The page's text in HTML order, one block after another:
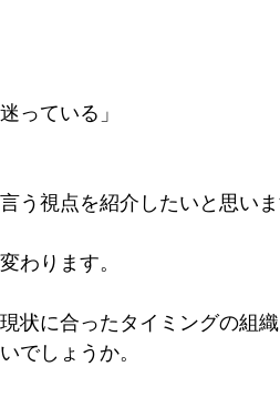
っている」
う視点を紹介したいと思い
わります。
状に合ったタイミングの組
でしょうか。